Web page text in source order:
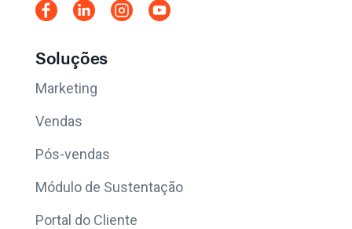
Soluções
Marketing
Vendas
Pós-vendas
Módulo de Sustentação
Portal do Cliente